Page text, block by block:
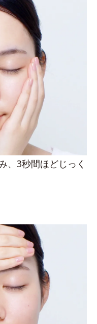
、3秒間ほどじっく